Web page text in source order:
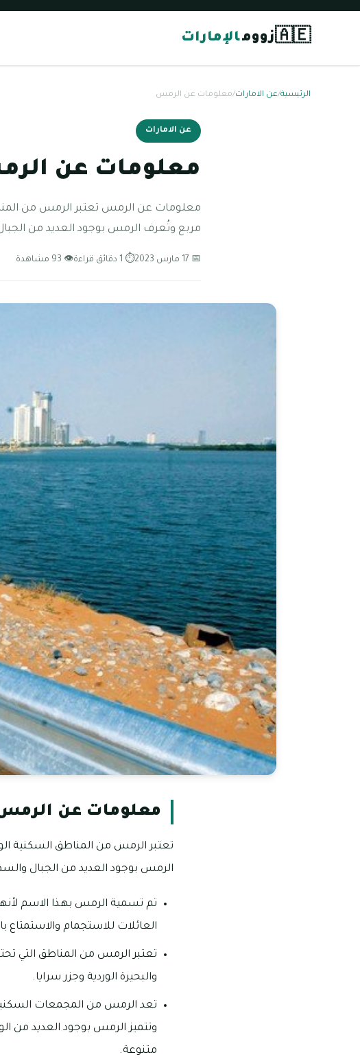
🇦🇪زوومالإمارات
الرئيسية/عن الامارات/معلومات عن الرمس
عن الامارات
معلومات عن
مربع وتُعرف الرمس بوجود العديد من
📅 17 مارس 2023 ⏱ 1 دقائق قراءة 👁 93 مشاهدة
معلومات عن
الرمس بوجود العديد من الجبال
تم تسمية الرمس بهذا الاسم
العائلات للاستجمام والاستمتاع
تعتبر الرمس من المناطق التي
والبحيرة الوردية وجزر سرايا.
تعد الرمس من المجمعات السكنية
وتتميز الرمس بوجود العديد
متنوعة.